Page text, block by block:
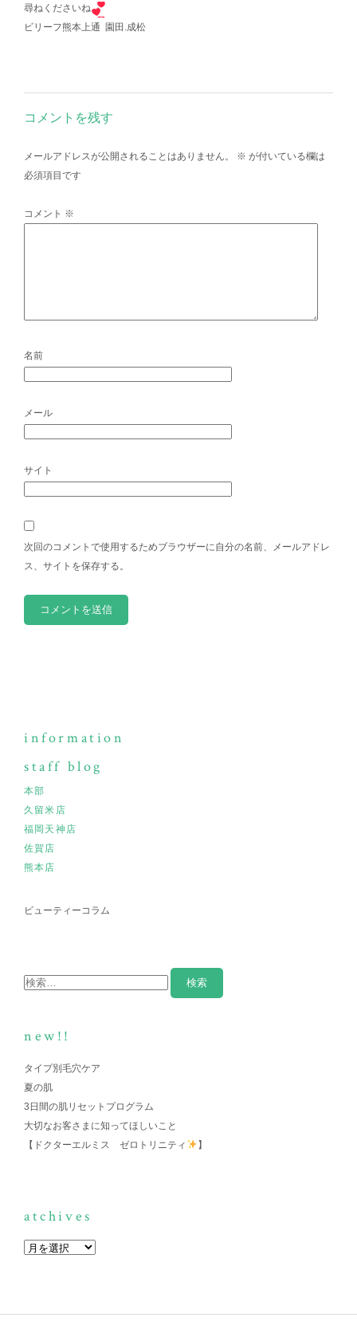
尋ねくださいね
ビリーフ熊本上通 園田.成松
コメントを残す
メールアドレスが公開されることはありません。 ※ が付いている欄は
必須項目です
コメント ※
名前
メール
サイト
次回のコメントで使用するためブラウザーに自分の名前、メールアドレ
ス、サイトを保存する。
information
staff blog
本部
久留米店
福岡天神店
佐賀店
熊本店
ビューティーコラム
new!!
タイプ別毛穴ケア
夏の肌
3日間の肌リセットプログラム
大切なお客さまに知ってほしいこと
【ドクターエルミス ゼロトリニティ
】
atchives